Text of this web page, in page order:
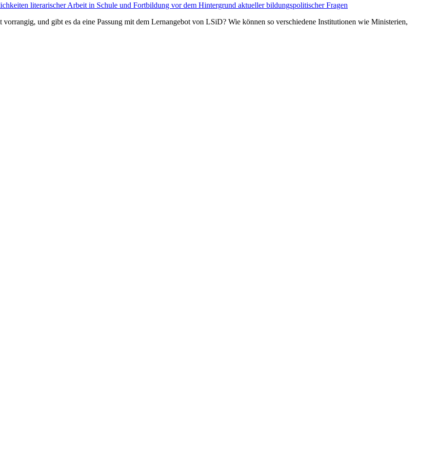
literarischer Arbeit in Schule und Fortbildung vor dem Hintergrund aktueller bildungspolitischer Fragen
und gibt es da eine Passung mit dem Lernangebot von LSiD? Wie können so verschiedene Institutionen wie Ministerien,